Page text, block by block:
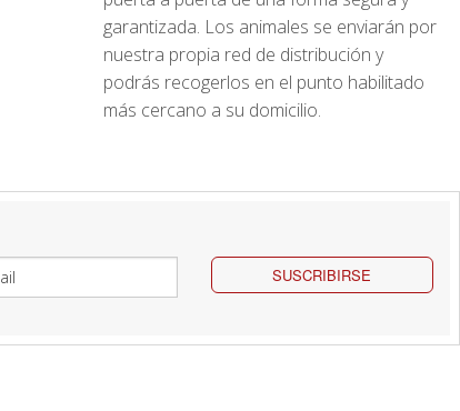
garantizada. Los animales se enviarán por
nuestra propia red de distribución y
podrás recogerlos en el punto habilitado
más cercano a su domicilio.
SUSCRIBIRSE